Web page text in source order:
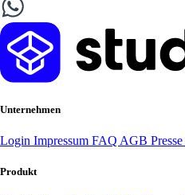
Unternehmen
Login Impressum FAQ AGB Presse
Produkt